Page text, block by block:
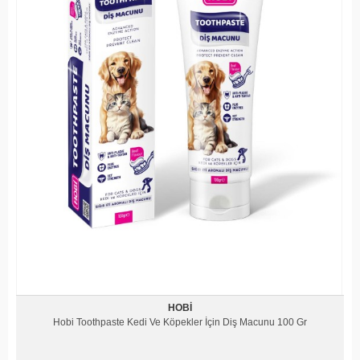
HOBI
Hobi Toothpaste Kedi Ve Köpekler İçin Diş Macunu 100 Gr